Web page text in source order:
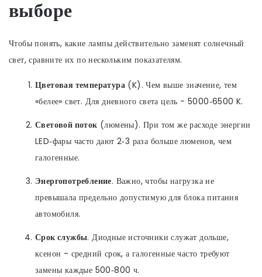
выборе
Чтобы понять, какие лампы действительно заменят солнечный
свет, сравните их по нескольким показателям.
Цветовая температура (K). Чем выше значение, тем
«белее» свет. Для дневного света цель - 5000‑6500 K.
Световой поток (люмены). При том же расходе энергии
LED‑фары часто дают 2‑3 раза больше люменов, чем
галогенные.
Энергопотребление. Важно, чтобы нагрузка не
превышала предельно допустимую для блока питания
автомобиля.
Срок службы. Диодные источники служат дольше,
ксенон - средний срок, а галогенные часто требуют
замены каждые 500‑800 ч.